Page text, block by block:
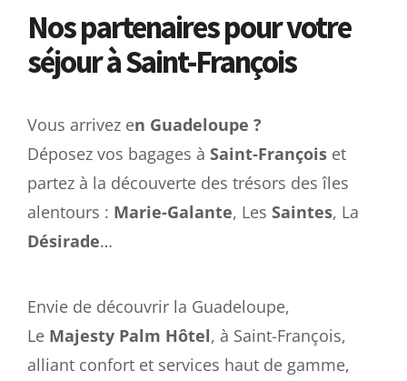
Nos partenaires pour votre
séjour à Saint-François
Vous arrivez en Guadeloupe ?
Déposez vos bagages à Saint-Françoiset
partez à la découverte des trésors des îles
alentours : Marie-Galante, Les Saintes, La
Désirade…
Envie de découvrir la Guadeloupe,
Le Majesty Palm Hôtel, à Saint-François,
alliant confort et services haut de gamme,